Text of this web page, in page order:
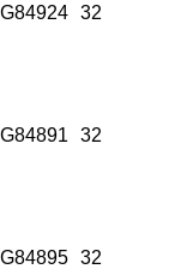
G84924 32
G84891 32
G84895 32